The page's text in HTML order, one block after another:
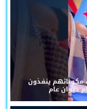
مكوناتهم ينفذون
ديوان عام